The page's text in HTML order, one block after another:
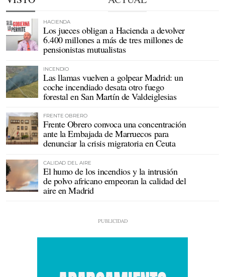
HACIENDA
Los jueces obligan a Hacienda a devolver
6.400 millones a más de tres millones de
pensionistas mutualistas
INCENDIO
Las llamas vuelven a golpear Madrid: un
coche incendiado desata otro fuego
forestal en San Martín de Valdeiglesias
FRENTE OBRERO
Frente Obrero convoca una concentración
ante la Embajada de Marruecos para
denunciar la crisis migratoria en Ceuta
CALIDAD DEL AIRE
El humo de los incendios y la intrusión
de polvo africano empeoran la calidad del
aire en Madrid